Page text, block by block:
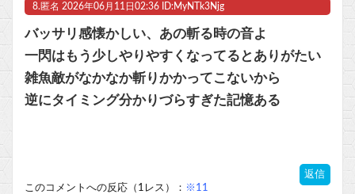
8. 匿名 2026年06月11日02:36 ID:MyNTk3Njg
バッサリ感懐かしい、あの斬る時の音よ
一閃はもう少しやりやすくなってるとありがたい
雑魚敵がなかなか斬りかかってこないから
逆にタイミング分かりづらすぎた記憶ある
返信
このコメントへの反応（1レス）： ※11